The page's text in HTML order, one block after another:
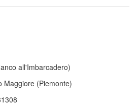
all'Imbarcadero)
Maggiore (Piemonte)